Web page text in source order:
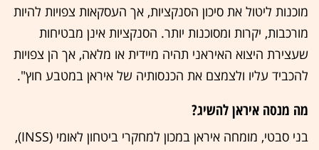
מוכנות ליטול את סיכון הסנקציות, אך העסקאות צפויות להיות
מורכבות, יקרות ומסוכנות יותר. הסנקציות אינן מבטיחות
שעצירת היצוא האיראני תהיה מיידית או מלאה, אך הן צפויות
להכביד עליו ולצמצם את הכנסותיה של איראן במטבע חוץ".
מה מנסה איראן להשיג?
בני סבטי, מומחה איראן במכון למחקרי ביטחון לאומי (INSS),